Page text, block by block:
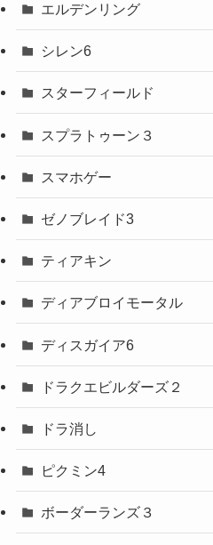
エルデンリング
シレン6
スターフィールド
スプラトゥーン３
スマホゲー
ゼノブレイド3
ティアキン
ディアブロイモータル
ディスガイア6
ドラクエビルダーズ２
ドラ消し
ピクミン4
ボーダーランズ３